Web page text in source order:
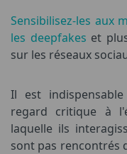
Sensibilisez-les aux
les deepfakes et
sur les réseaux
Il est
regard critique à
laquelle ils
sont pas rencontrés